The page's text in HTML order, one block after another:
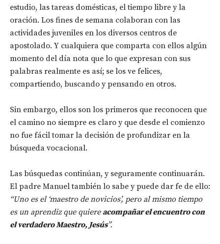
estudio, las tareas domésticas, el tiempo libre y la
oración. Los fines de semana colaboran con las
actividades juveniles en los diversos centros de
apostolado. Y cualquiera que comparta con ellos algún
momento del día nota que lo que expresan con sus
palabras realmente es así; se los ve felices,
compartiendo, buscando y pensando en otros.
Sin embargo, ellos son los primeros que reconocen que
el camino no siempre es claro y que desde el comienzo
no fue fácil tomar la decisión de profundizar en la
búsqueda vocacional.
Las búsquedas continúan, y seguramente continuarán.
El padre Manuel también lo sabe y puede dar fe de ello:
“Uno es el ‘maestro de novicios’, pero al mismo tiempo
es un aprendiz que quiere acompañar el encuentro con
el verdadero Maestro, Jesús”.